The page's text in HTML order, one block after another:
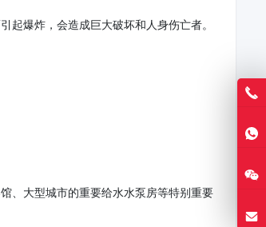
爆炸，会造成巨大破坏和人身伤亡者。
、大型城市的重要给水水泵房等特别重要